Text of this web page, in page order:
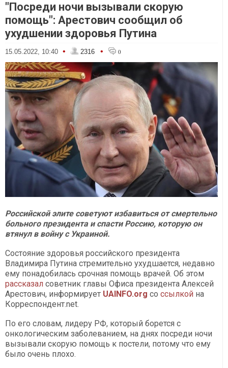
"Посреди ночи вызывали скорую
помощь": Арестович сообщил об
ухудшении здоровья Путина
15.05.2022, 10:40 • 2316 • 0
Российской элите советуют избавиться от смертельно
больного президента и спасти Россию, которую он
втянул в войну с Украиной.
Состояние здоровья российского президента
Владимира Путина стремительно ухудшается, недавно
ему понадобилась срочная помощь врачей. Об этом
рассказал советник главы Офиса президента Алексей
Арестович, информирует UAINFO.org со ссылкой на
Корреспондент.net.
По его словам, лидеру РФ, который борется с
онкологическим заболеванием, на днях посреди ночи
вызывали скорую помощь к постели, потому что ему
было очень плохо.